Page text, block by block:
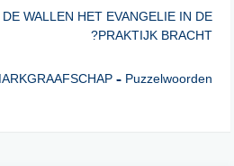
WALLEN HET EVANGELIE IN DE
PRAKTIJK BRACHT?
– Puzzelwoorden?